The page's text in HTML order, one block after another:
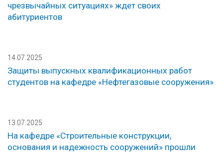
чрезвычайных ситуациях» ждет своих
абитуриентов
14.07.2025
Защиты выпускных квалификационных работ
студентов на кафедре «Нефтегазовые сооружения»
13.07.2025
На кафедре «Строительные конструкции,
основания и надежность сооружений» прошли